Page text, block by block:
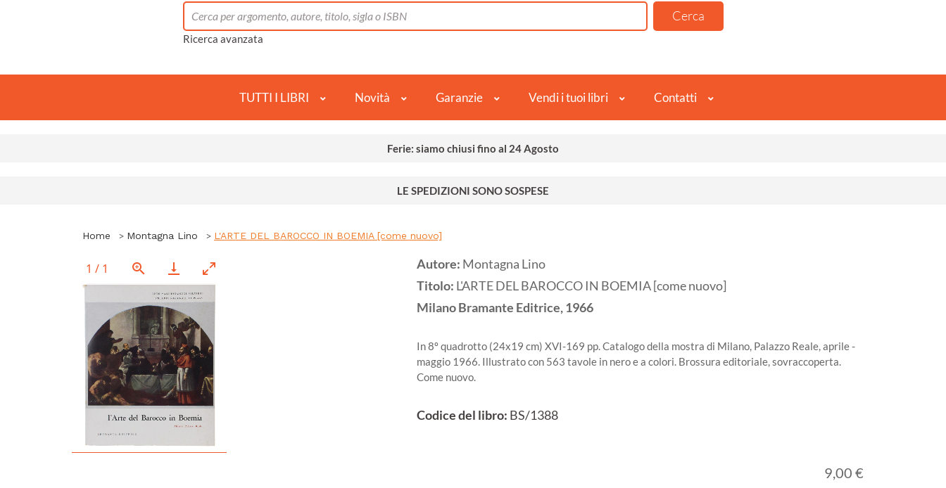
Ricerca avanzata
TUTTI I LIBRI Novità Garanzie Vendi i tuoi libri Contatti
Ferie: siamo chiusi fino al 24 Agosto
LE SPEDIZIONI SONO SOSPESE
Home Montagna Lino L'ARTE DEL BAROCCO IN BOEMIA [come nuovo]
1 / 1 Autore: Montagna Lino
Titolo: L'ARTE DEL BAROCCO IN BOEMIA [come nuovo]
MilanoBramante Editrice,1966
In 8º quadrotto (24x19 cm) XVI-169 pp. Catalogo della mostra di Milano, Palazzo Reale, aprile -
maggio 1966. Illustrato con 563 tavole in nero e a colori. Brossura editoriale, sovraccoperta.
Come nuovo.
Codice del libro: BS/1388
9,00 €